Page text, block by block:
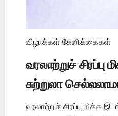
விழாக்கள் கேளிக்கைகள்
வரலாற்றுச் சிரப்பு
சுற்றுலா
வரலாற்றுச் சிரப்பு மிக்க